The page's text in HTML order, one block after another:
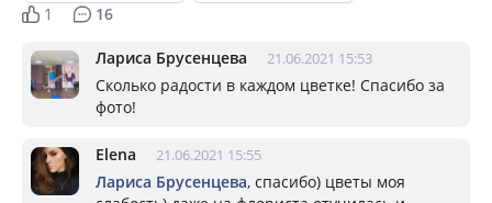
1 16
Лариса Брусенцева 21.06.2021 15:53
Сколько радости в каждом цветке! Спасибо за
фото!
Elena 21.06.2021 15:55
Лариса Брусенцева, спасибо) цветы моя